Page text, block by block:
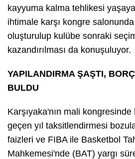
kayyuma kalma tehlikesi
ihtimale karşı kongre
oluşturulup kulübe sonraki
kazandırılması da konuşuluyor.
YAPILANDIRMA ŞAŞTI,
BULDU
Karşıyaka'nın mali
geçen yıl taksitlendirmesi
faizleri ve FIBA ile Basketbol
Mahkemesi'nde (BAT) yargı